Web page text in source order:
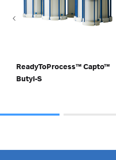
ReadyToProcess™ Capto™
Butyl-S